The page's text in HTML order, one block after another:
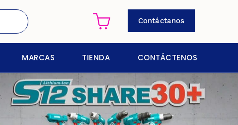
Contáctanos
MARCAS TIENDA CONTÁCTENOS